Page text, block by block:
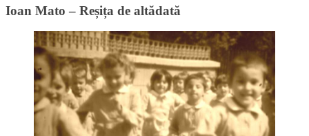
Ioan Mato – Reșița de altădată